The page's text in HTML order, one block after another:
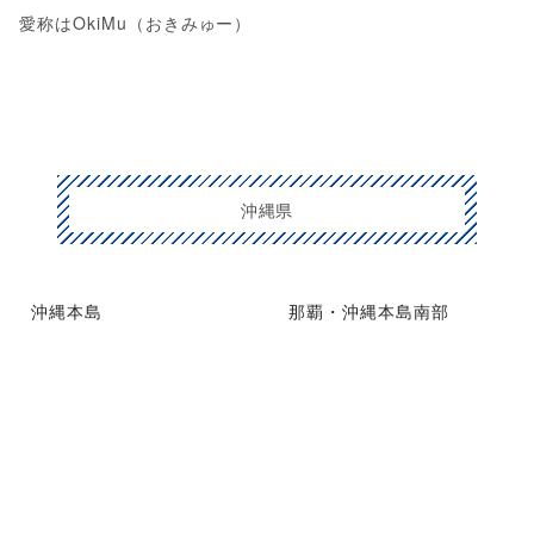
愛称はOkiMu（おきみゅー）
沖縄県
沖縄本島 那覇・沖縄本島南部